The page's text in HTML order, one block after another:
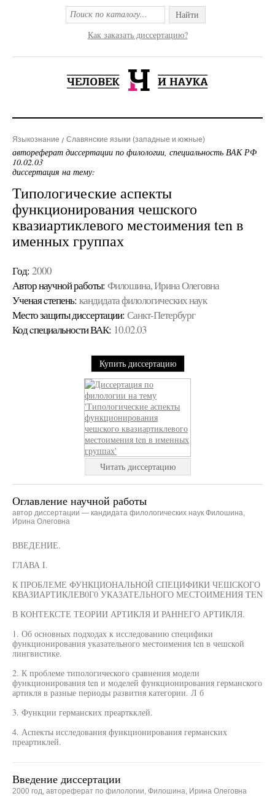
Найти
Как заказать диссертацию?
Языкознание Славянские языки (западные и южные)
автореферат диссертации по филологии, специальность ВАК РФ
10.02.03
диссертация на тему:
Типологические аспекты
функционирования чешского
квазиартиклевого местоимения ten в
именных группах
Год: 2000
Автор научной работы: Филошина, Ирина Олеговна
Ученая cтепень: кандидата филологических наук
Место защиты диссертации: Санкт-Петербург
Код cпециальности ВАК: 10.02.03
Купить диссертацию
Читать диссертацию
Оглавление научной работы
автор диссертации — кандидата филологических наук Филошина,
Ирина Олеговна
ВВЕДЕНИЕ.
ГЛАВА I.
К ПРОБЛЕМЕ ФУНКЦИОНАЛЬНОЙ СПЕЦИФИКИ ЧЕШСКОГО
КВАЗИАРТИКЛЕВ0Г0 УКАЗАТЕЛЬНОГО МЕСТОИМЕНИЯ TEN
В КОНТЕКСТЕ ТЕОРИИ АРТИКЛЯ И РАННЕГО АРТИКЛЯ.
1. Об основных подходах к исследованию специфики
функционирования указательного местоимения ten в чешской
лингвистике.
2. К проблеме типологического сравнения модели
функционирования ten и моделей функционирования германского
артикля в разные периоды развития категории. Л б
3. Функции германских преарткклей.
4. Аспекты исследования функционирования германских
преартиклей.
Введение диссертации
2000 год, автореферат по филологии, Филошина, Ирина Олеговна